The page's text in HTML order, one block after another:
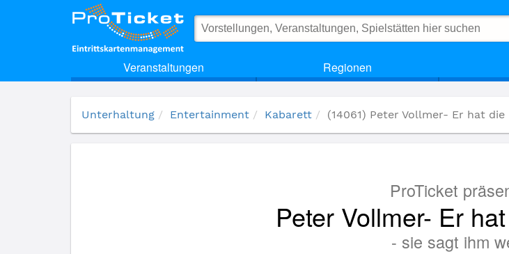
Veranstaltungen Regionen
(14061) Peter Vollmer- Er hat die Hosen an
Unterhaltung Entertainment Kabarett (14061) Peter Vollmer- Er hat die
ProTicket
Peter Vollmer- Er
- sie sagt ihm